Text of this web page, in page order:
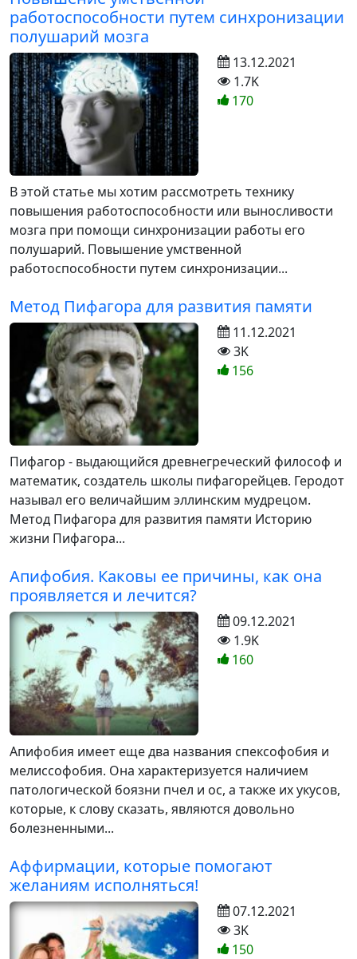
работоспособности путем синхронизации
полушарий мозга
В этой статье мы хотим рассмотреть технику
повышения работоспособности или выносливости
мозга при помощи синхронизации работы его
полушарий. Повышение умственной
работоспособности путем синхронизации...
13.12.2021
1.7K
170
Метод Пифагора для развития памяти
Пифагор - выдающийся древнегреческий философ и
математик, создатель школы пифагорейцев. Геродот
называл его величайшим эллинским мудрецом.
Метод Пифагора для развития памяти Историю
жизни Пифагора...
11.12.2021
3K
156
Апифобия. Каковы ее причины, как она
проявляется и лечится?
Апифобия имеет еще два названия спексофобия и
мелиссофобия. Она характеризуется наличием
патологической боязни пчел и ос, а также их укусов,
которые, к слову сказать, являются довольно
болезненными...
09.12.2021
1.9K
160
Аффирмации, которые помогают
желаниям исполняться!
07.12.2021
3K
150